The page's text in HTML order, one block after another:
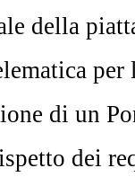
della
di un
dei